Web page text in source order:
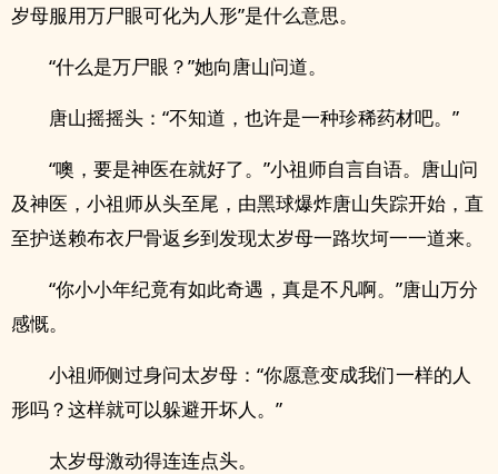
岁母服用万尸眼可化为人形”是什么意思。
“什么是万尸眼？”她向唐山问道。
唐山摇摇头：“不知道，也许是一种珍稀药材吧。”
“噢，要是神医在就好了。”小祖师自言自语。唐山问
及神医，小祖师从头至尾，由黑球爆炸唐山失踪开始，直
至护送赖布衣尸骨返乡到发现太岁母一路坎坷一一道来。
“你小小年纪竟有如此奇遇，真是不凡啊。”唐山万分
感慨。
小祖师侧过身问太岁母：“你愿意变成我们一样的人
形吗？这样就可以躲避开坏人。”
太岁母激动得连连点头。